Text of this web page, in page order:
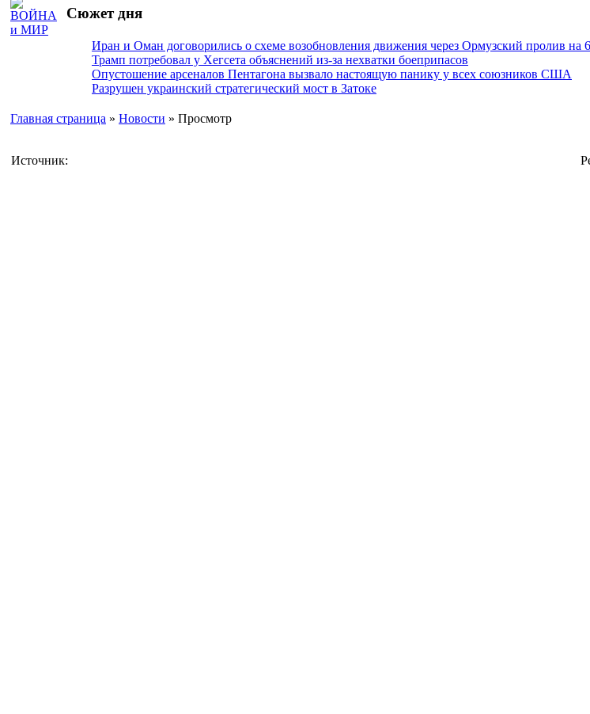
Сюжет дня
Иран и Оман договорились о схеме возобновления движения через Ормузский пролив на
Трамп потребовал у Хегсета объяснений из-за нехватки боеприпасов
Опустошение арсеналов Пентагона вызвало настоящую панику у всех союзников США
Разрушен украинский стратегический мост в Затоке
Главная страница » Новости » Просмотр
Источник: